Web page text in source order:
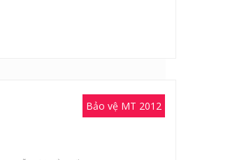
Bảo vệ MT 2012